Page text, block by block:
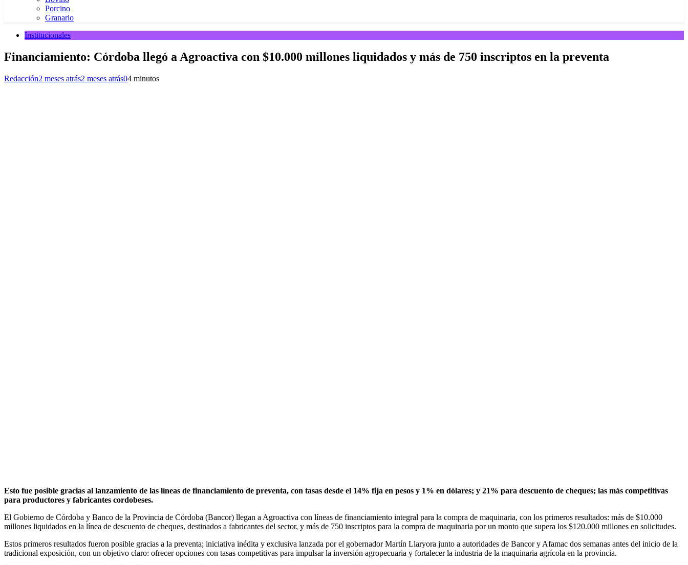
Porcino
Granario
Institucionales
Financiamiento: Córdoba llegó a Agroactiva con $10.000 millones liquidados y más de 750 inscriptos en la preventa
Redacción2 meses atrás2 meses atrás04 minutos
Esto fue posible gracias al lanzamiento de las líneas de financiamiento de preventa, con tasas desde el 14% fija en pesos y 1% en dólares; y 21% para descuento de cheques; las más competitivas
para productores y fabricantes cordobeses.
El Gobierno de Córdoba y Banco de la Provincia de Córdoba (Bancor) llegan a Agroactiva con líneas de financiamiento integral para la compra de maquinaria, con los primeros resultados: más de $10.000
millones liquidados en la línea de descuento de cheques, destinados a fabricantes del sector, y más de 750 inscriptos para la compra de maquinaria por un monto que supera los $120.000 millones en solicitudes.
Estos primeros resultados fueron posible gracias a la preventa; iniciativa inédita y exclusiva lanzada por el gobernador Martín Llaryora junto a autoridades de Bancor y Afamac dos semanas antes del inicio de la
tradicional exposición, con un objetivo claro: ofrecer opciones con tasas competitivas para impulsar la inversión agropecuaria y fortalecer la industria de la maquinaria agrícola en la provincia.